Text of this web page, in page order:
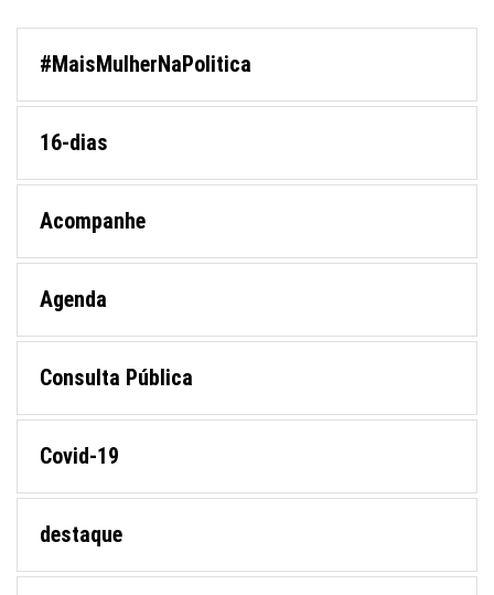
#MaisMulherNaPolitica
16-dias
Acompanhe
Agenda
Consulta Pública
Covid-19
destaque